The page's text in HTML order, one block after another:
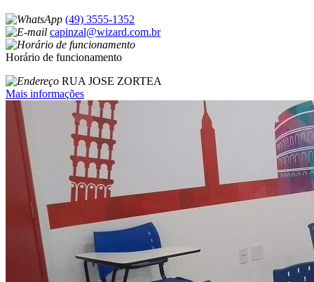
(49) 3555-1352
capinzal@wizard.com.br
Horário de funcionamento
RUA JOSE ZORTEA
Mais informações